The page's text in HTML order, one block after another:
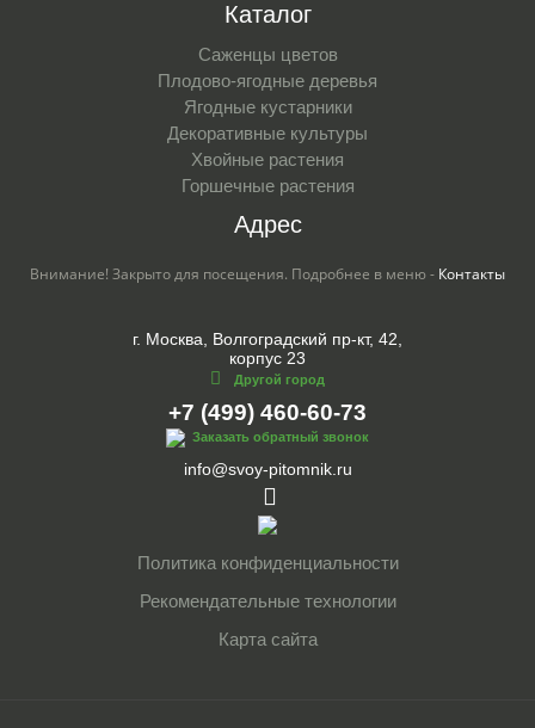
Каталог
Саженцы цветов
Плодово-ягодные деревья
Ягодные кустарники
Декоративные культуры
Хвойные растения
Горшечные растения
Адрес
Внимание! Закрыто для посещения. Подробнее в меню - Контакты
г. Москва, Волгоградский пр-кт, 42,
корпус 23
Другой город
+7 (499) 460-60-73
Заказать обратный звонок
info@svoy-pitomnik.ru
Политика конфиденциальности
Рекомендательные технологии
Карта сайта